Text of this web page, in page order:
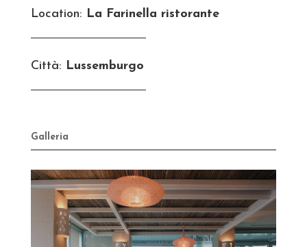
Location: La Farinella ristorante
Città: Lussemburgo
Galleria